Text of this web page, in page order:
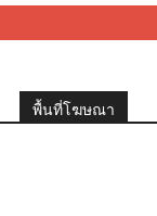
พื้นที่โฆษณา